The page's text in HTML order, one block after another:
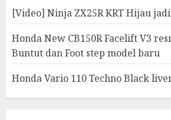
[Video] Ninja ZX25R KRT Hijau
Honda New CB150R Facelift V3
Buntut dan Foot step model baru
Honda Vario 110 Techno Black